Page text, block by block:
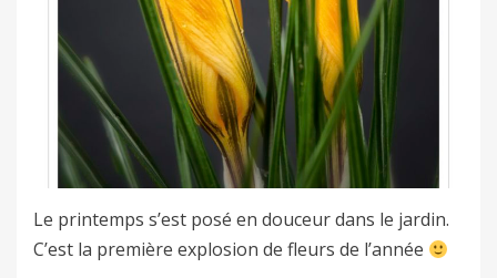
Le printemps s’est posé en douceur dans le jardin.
C’est la première explosion de fleurs de l’année